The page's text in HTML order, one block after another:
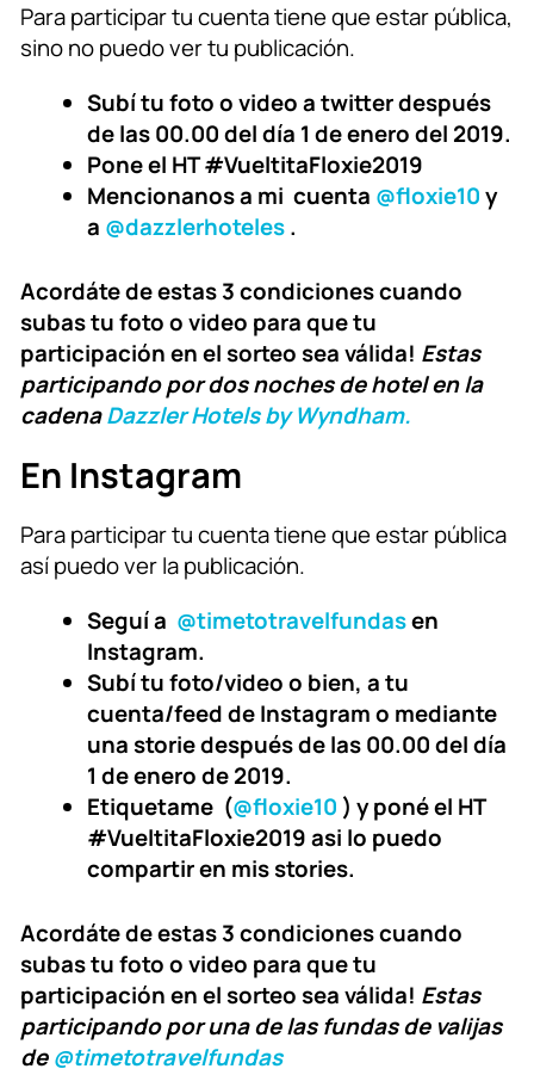
Para participar tu cuenta tiene que estar pública,
sino no puedo ver tu publicación.
Subí tu foto o video a twitter después
de las 00.00 del día 1 de enero del 2019.
Pone el HT #VueltitaFloxie2019
Mencionanos a mi cuenta @floxie10y
a @dazzlerhoteles.
Acordáte de estas 3 condiciones cuando
subas tu foto o video para que tu
participación en el sorteo sea válida! Estas
participando por dos noches de hotel en la
cadenaDazzler Hotels by Wyndham.
En Instagram
Para participar tu cuenta tiene que estar pública
así puedo ver la publicación.
Seguí a @timetotravelfundasen
Instagram.
Subí tu foto/video o bien, a tu
cuenta/feed de Instagram o mediante
una storie después de las 00.00 del día
1 de enero de 2019.
Etiquetame (@floxie10 ) y poné el HT
#VueltitaFloxie2019 asi lo puedo
compartir en mis stories.
Acordáte de estas 3 condiciones cuando
subas tu foto o video para que tu
participación en el sorteo sea válida! Estas
participando por una de las fundas de valijas
de@timetotravelfundas